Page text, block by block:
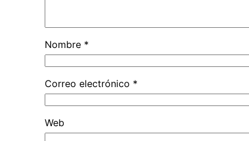
Nombre *
Correo electrónico *
Web